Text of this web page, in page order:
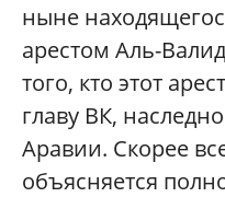
ныне
арестом Аль-
того, кто этот
главу ВК,
Аравии. Скорее
объясняется